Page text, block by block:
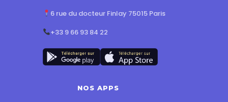
6 rue du docteur Finlay 75015 Paris
+33 9 66 93 84 22
NOS APPS